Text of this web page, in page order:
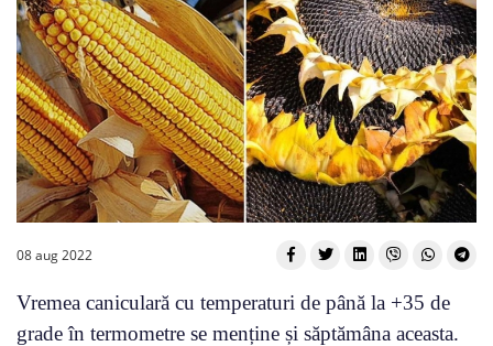
08 aug 2022
Vremea caniculară cu temperaturi de până la +35 de
grade în termometre se menține și săptămâna aceasta.